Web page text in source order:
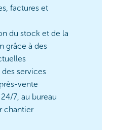
factures et
du stock et de la
grâce à des
des services
vente
7, au bureau
chantier